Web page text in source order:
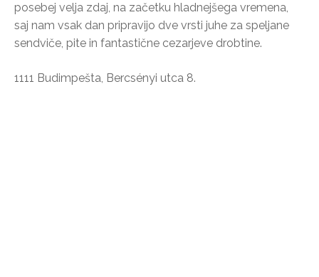
posebej velja zdaj, na začetku hladnejšega vremena,
saj nam vsak dan pripravijo dve vrsti juhe za speljane
sendviče, pite in fantastične cezarjeve drobtine.
1111 Budimpešta, Bercsényi utca 8.